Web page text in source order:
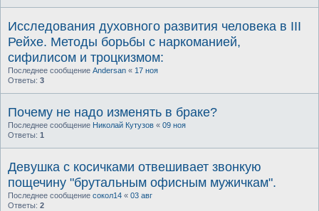
Исследования духовного развития человека в III
Рейхе. Методы борьбы с наркоманией,
сифилисом и троцкизмом:
Последнее сообщение Andersan « 17 ноя
Ответы: 3
Почему не надо изменять в браке?
Последнее сообщение Николай Кутузов « 09 ноя
Ответы: 1
Девушка с косичками отвешивает звонкую
пощечину "брутальным офисным мужичкам".
Последнее сообщение сокол14 « 03 авг
Ответы: 2